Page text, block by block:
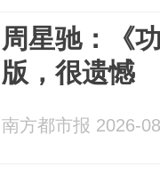
周星驰：《
版，很遗憾
南方都市报 2026-